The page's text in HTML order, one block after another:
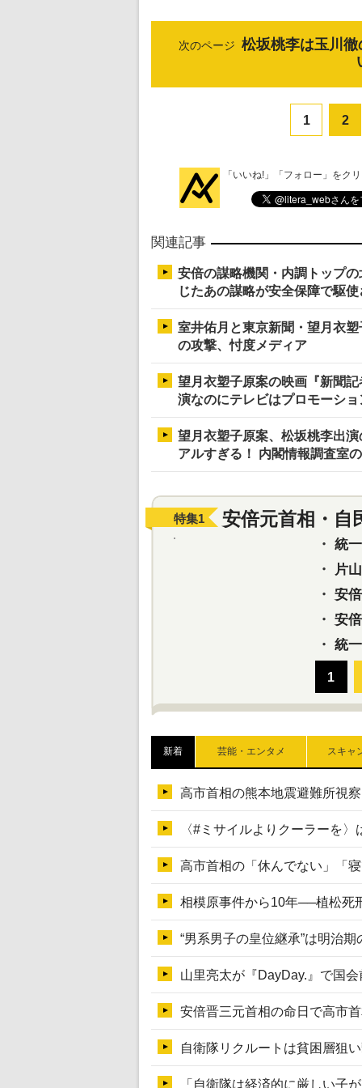
次のページ 松坂桃李は玉川
1 2
「いいね!」「フォロー」をク
関連記事
安倍の謀略機関・内調トップ
じたあの謀略が安全保障で駆
室井佑月と東京新聞・望月衣
の攻撃、忖度メディア
望月衣塑子原案の映画『新聞
演なのにテレビはプロモーショ
望月衣塑子原案、松坂桃李出
アルすぎる！ 内閣情報調査室
特集1 安倍元首相・自
・ 統一教
・
片山
・ 安倍
・ 安倍晋
・ 統
新着 芸能・エンタメ スキャ